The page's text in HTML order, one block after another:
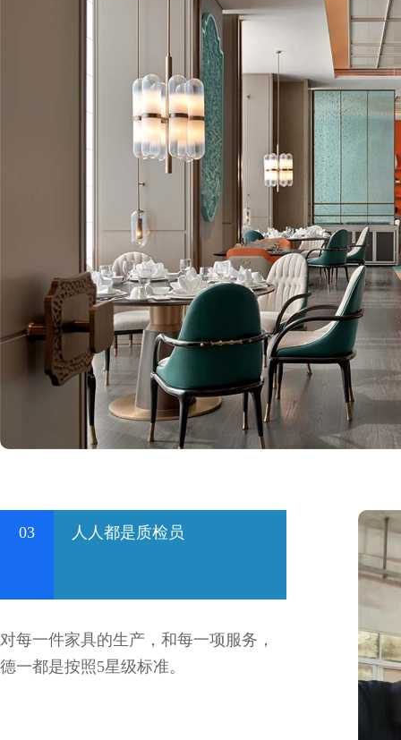
03 人人都是质检员
对每一件家具的生产，和每一项服务，
德一都是按照5星级标准。